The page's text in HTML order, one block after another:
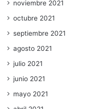
noviembre 2021
octubre 2021
septiembre 2021
agosto 2021
julio 2021
junio 2021
mayo 2021